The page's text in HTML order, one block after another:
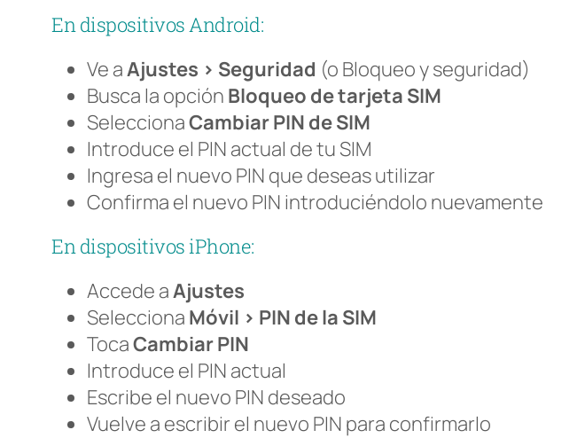
En dispositivos Android:
Ve aAjustes > Seguridad (o Bloqueo y seguridad)
Busca la opción Bloqueo de tarjeta SIM
SeleccionaCambiar PIN de SIM
Introduce el PIN actual de tu SIM
Ingresa el nuevo PIN que deseas utilizar
Confirma el nuevo PIN introduciéndolo nuevamente
En dispositivos iPhone:
Accede aAjustes
Selecciona Móvil > PIN de la SIM
TocaCambiar PIN
Introduce el PIN actual
Escribe el nuevo PIN deseado
Vuelve a escribir el nuevo PIN para confirmarlo